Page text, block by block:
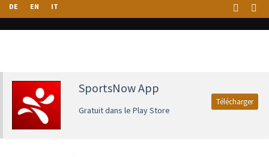
DE EN IT
SportsNow App
Gratuit dans le Play Store
Télécharger